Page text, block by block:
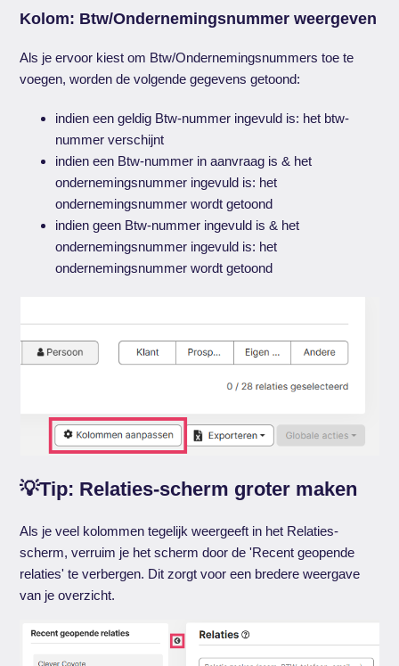
Kolom: Btw/Ondernemingsnummer weergeven
Als je ervoor kiest om Btw/Ondernemingsnummers toe te
voegen, worden de volgende gegevens getoond:
indien een geldig Btw-nummer ingevuld is: het btw-
nummer verschijnt
indien een Btw-nummer in aanvraag is & het
ondernemingsnummer ingevuld is: het
ondernemingsnummer wordt getoond
indien geen Btw-nummer ingevuld is & het
ondernemingsnummer ingevuld is: het
ondernemingsnummer wordt getoond
💡Tip: Relaties-scherm groter maken
Als je veel kolommen tegelijk weergeeft in het Relaties-
scherm, verruim je het scherm door de 'Recent geopende
relaties' te verbergen. Dit zorgt voor een bredere weergave
van je overzicht.